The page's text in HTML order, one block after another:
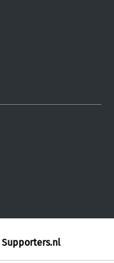
Supporters.nl